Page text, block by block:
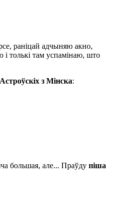
раніцай адчыняю акно,
і толькі там успамінаю, што
з Мінска:
большая, але... Праўду піша